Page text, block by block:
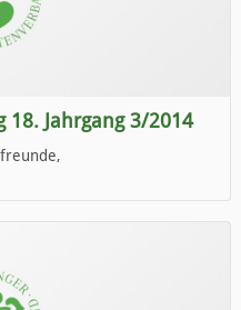
Jahrgang 3/2014
Lesen.